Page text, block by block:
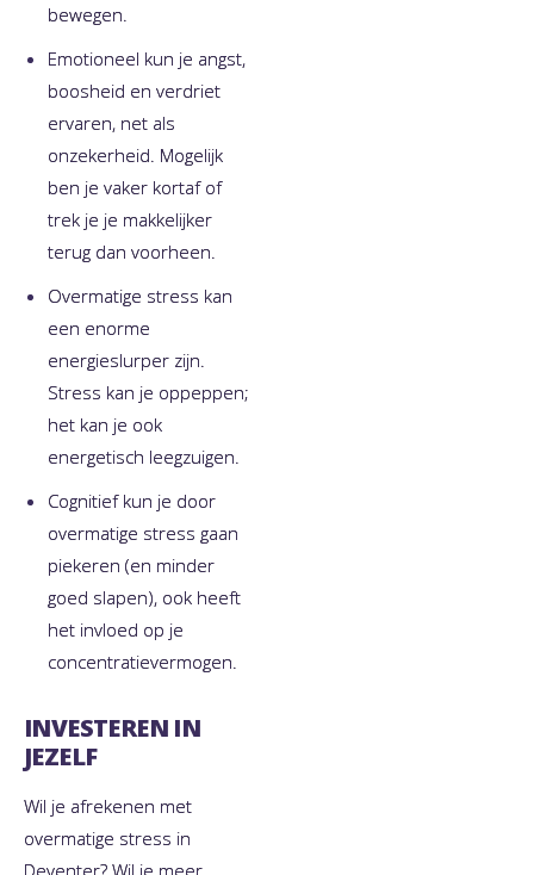
bewegen.
Emotioneel kun je angst,
boosheid en verdriet
ervaren, net als
onzekerheid. Mogelijk
ben je vaker kortaf of
trek je je makkelijker
terug dan voorheen.
Overmatige stress kan
een enorme
energieslurper zijn.
Stress kan je oppeppen;
het kan je ook
energetisch leegzuigen.
Cognitief kun je door
overmatige stress gaan
piekeren (en minder
goed slapen), ook heeft
het invloed op je
concentratievermogen.
INVESTEREN IN
JEZELF
Wil je afrekenen met
overmatige stress in
Deventer? Wil je meer